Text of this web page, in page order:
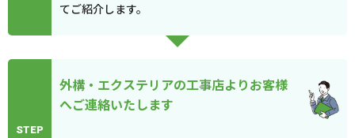
てご紹介します。
STEP
外構・エクステリアの工事店よりお客様
へご連絡いたします